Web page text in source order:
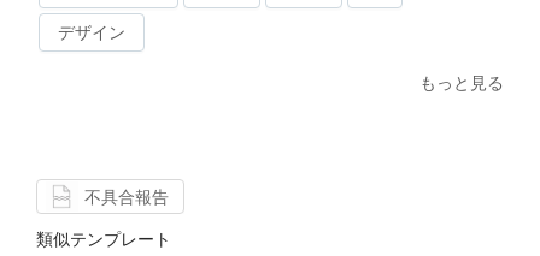
デザイン
もっと見る
不具合報告
類似テンプレート